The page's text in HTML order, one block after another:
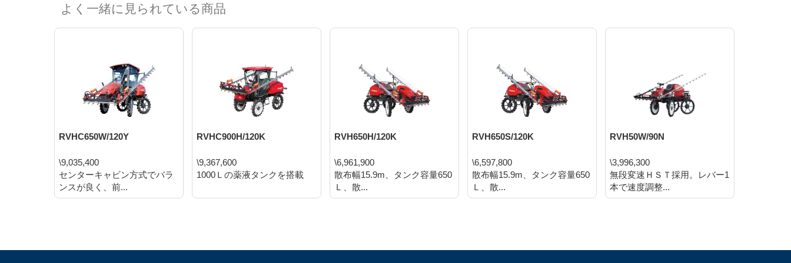
よく一緒に見られている商品
RVHC650W/120Y
\9,035,400
センターキャビン方式でバラ
ンスが良く、前...
RVHC900H/120K
\9,367,600
1000Ｌの薬液タンクを搭載
RVH650H/120K
\6,961,900
散布幅15.9m、タンク容量650
Ｌ、散...
RVH650S/120K
\6,597,800
散布幅15.9m、タンク容量650
Ｌ、散...
RVH50W/90N
\3,996,300
無段変速ＨＳＴ採用。レバー1
本で速度調整...